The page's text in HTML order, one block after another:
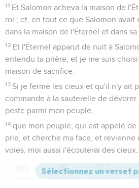
11 Et Salomon acheva la maison de
roi ; et, en tout ce que Salomon avait
dans la maison de l'Éternel et dans sa
12 Et l'Éternel apparut de nuit à
entendu ta prière, et je me suis
maison de sacrifice.
13 Si je ferme les cieux et qu'il n'y ait
commande à la sauterelle de
peste parmi mon peuple,
14 que mon peuple, qui est appelé
prie, et cherche ma face, et revienne
voies, moi aussi j'écouterai des
péché, et je guérirai leur pays.
Maintenant mes yeux seront
Versions Commentaires